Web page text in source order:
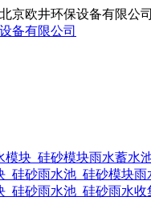
京欧井环保设备有限公司